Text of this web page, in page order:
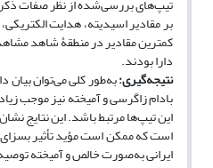
کمترین مقادیر در منطقۀ شاهد
دارا بودند.
نتیجه‌گیری:به‌طور کلی می‌توان بیان
بادام زاگرسی و آمیخته نیز موجب
این تیپ‌ها مرتبط باشد. این نتایج
است که ممکن است مؤید تأثیر بسزای
ایرانی به‌صورت خالص و آمیخته